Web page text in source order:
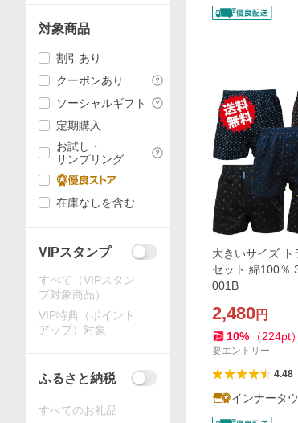
大きいサイズ ト
セット 綿100％
001B
2,480円
10% （224pt）
要エントリー
4.48
インナータ
対象商品
割引あり
クーポンあり
ソーシャルギフト
定期購入
お試し・
サンプリング
在庫なしを含む
VIPスタンプ
すべて（VIPスタン
プ対象商品）
VIP特典（ポイント
アップ）対象
ふるさと納税
すべてのお礼品